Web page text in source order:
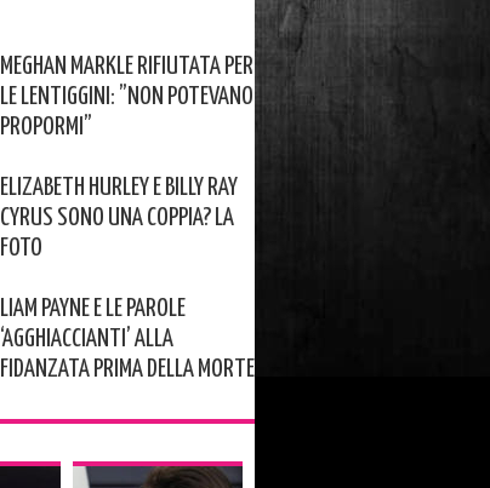
MEGHAN MARKLE RIFIUTATA PER
LE LENTIGGINI: ”NON POTEVANO
PROPORMI”
ELIZABETH HURLEY E BILLY RAY
CYRUS SONO UNA COPPIA? LA
FOTO
LIAM PAYNE E LE PAROLE
‘AGGHIACCIANTI’ ALLA
FIDANZATA PRIMA DELLA MORTE